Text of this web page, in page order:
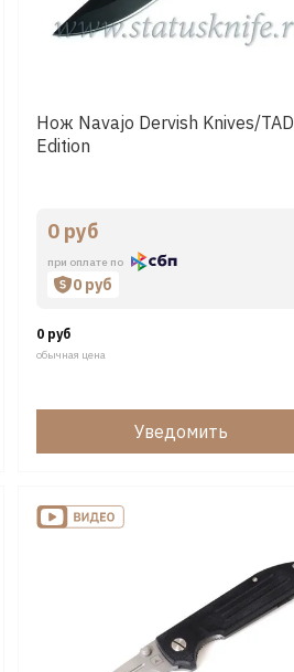
Нож Navajo Dervish Knives/TAD
Edition
0 руб
при оплате по
0 руб
0 руб
обычная цена
Уведомить